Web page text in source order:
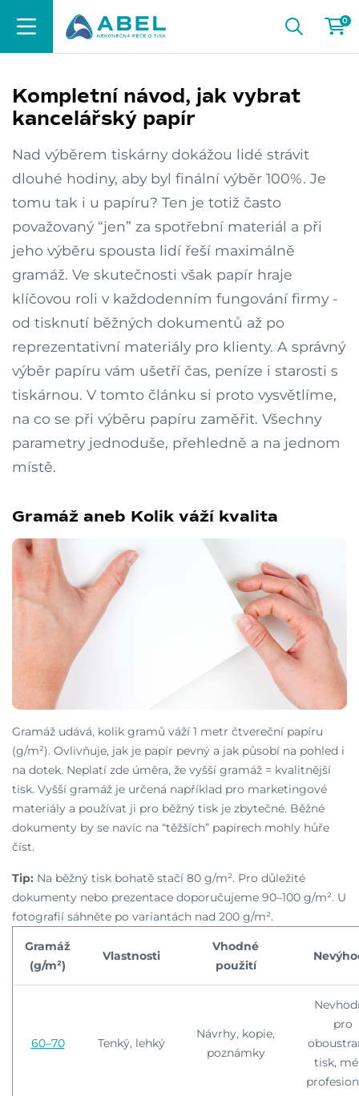
0
Kompletní návod, jak vybrat
kancelářský papír
Nad výběrem tiskárny dokážou lidé strávit
dlouhé hodiny, aby byl finální výběr 100%. Je
tomu tak i u papíru? Ten je totiž často
považovaný “jen” za spotřební materiál a při
jeho výběru spousta lidí řeší maximálně
gramáž. Ve skutečnosti však papír hraje
klíčovou roli v každodenním fungování firmy -
od tisknutí běžných dokumentů až po
reprezentativní materiály pro klienty. A správný
výběr papíru vám ušetří čas, peníze i starosti s
tiskárnou. V tomto článku si proto vysvětlíme,
na co se při výběru papíru zaměřit. Všechny
parametry jednoduše, přehledně a na jednom
místě.
Gramáž aneb Kolik váží kvalita
Gramáž udává, kolik gramů váží 1 metr čtvereční papíru
(g/m²). Ovlivňuje, jak je papír pevný a jak působí na pohled i
na dotek. Neplatí zde úměra, že vyšší gramáž = kvalitnější
tisk. Vyšší gramáž je určená například pro marketingové
materiály a používat ji pro běžný tisk je zbytečné. Běžné
dokumenty by se navíc na “těžších” papírech mohly hůře
číst.
Tip: Na běžný tisk bohatě stačí 80 g/m². Pro důležité
dokumenty nebo prezentace doporučujeme 90–100 g/m². U
fotografií sáhněte po variantách nad 200 g/m².
Gramáž
(g/m²)
Vlastnosti
Vhodné
použití
60–70 Tenký, lehký
Návrhy, kopie,
poznámky
pro
tisk,